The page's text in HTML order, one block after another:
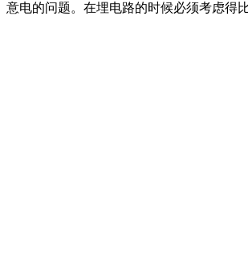
意电的问题。在埋电路的时候必须考虑得